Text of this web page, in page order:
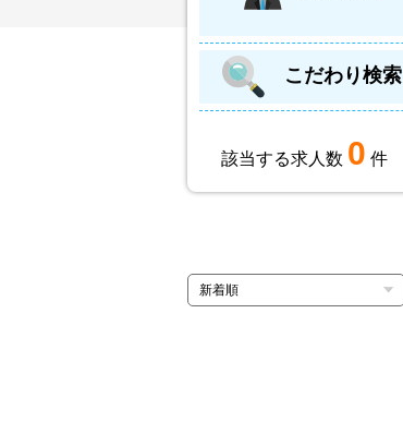
こだわり検索
該当する求人数 0 件